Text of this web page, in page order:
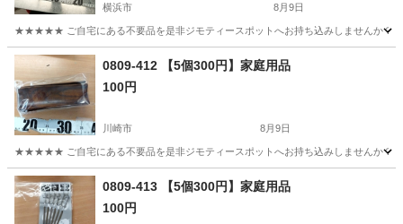
横浜市 8月9日
★★★★★ ご自宅にある不要品を是非ジモティースポットへお持ち込みしませんか？
神奈川 横浜市 現地
0809-412 【5個300円】家庭用品
100円
川崎市 8月9日
★★★★★ ご自宅にある不要品を是非ジモティースポットへお持ち込みしませんか？
神奈川 川崎市 用品
0809-413 【5個300円】家庭用品
100円